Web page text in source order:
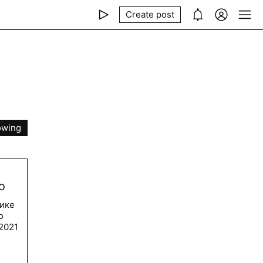
Create post